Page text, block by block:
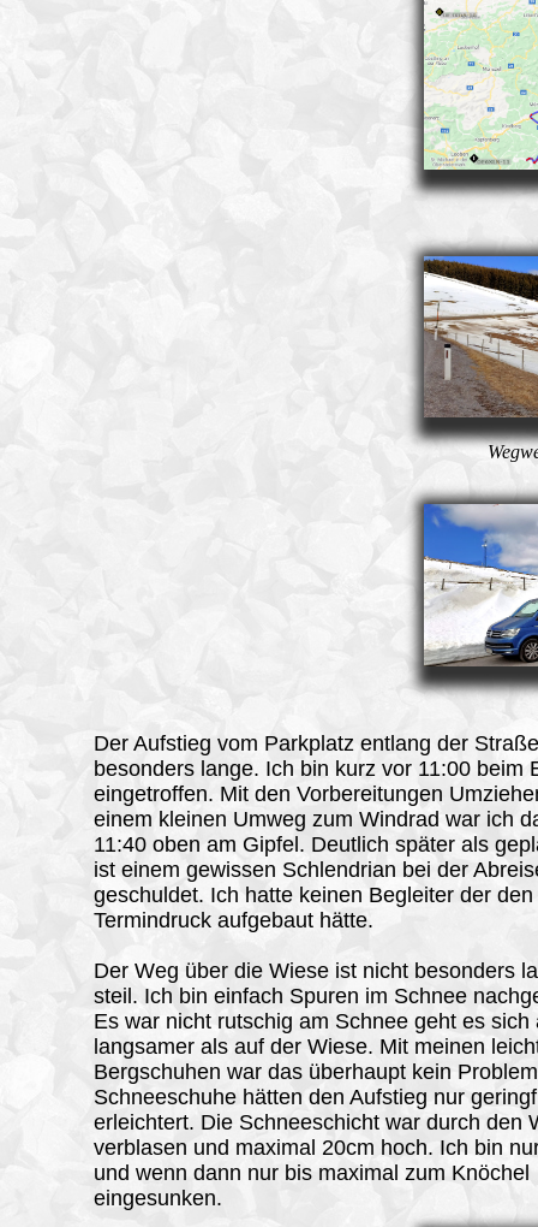
Der Aufstieg vom Parkplatz entlang der
besonders lange. Ich bin kurz vor 11:00 beim
eingetroffen. Mit den Vorbereitungen
einem kleinen Umweg zum Windrad war ich
11:40 oben am Gipfel. Deutlich später als
ist einem gewissen Schlendrian bei der
geschuldet. Ich hatte keinen Begleiter der
Termindruck aufgebaut hätte.
Der Weg über die Wiese ist nicht besonders
steil. Ich bin einfach Spuren im Schnee
Es war nicht rutschig am Schnee geht es sich
langsamer als auf der Wiese. Mit meinen
Bergschuhen war das überhaupt kein
Schneeschuhe hätten den Aufstieg nur
erleichtert. Die Schneeschicht war durch den
verblasen und maximal 20cm hoch. Ich bin
und wenn dann nur bis maximal zum Knöchel
eingesunken.